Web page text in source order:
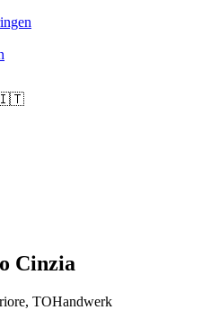
🇮🇹
Cinzia
TOHandwerk